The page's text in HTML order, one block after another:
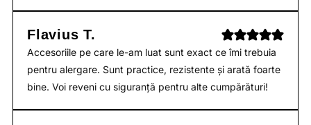
Flavius T.
Accesoriile pe care le-am luat sunt exact ce îmi trebuia
pentru alergare. Sunt practice, rezistente și arată foarte
bine. Voi reveni cu siguranță pentru alte cumpărături!